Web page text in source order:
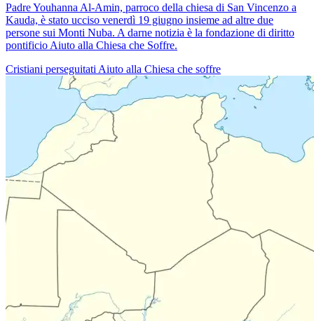
Padre Youhanna Al-Amin, parroco della chiesa di San Vincenzo a
Kauda, ​​è stato ucciso venerdì 19 giugno insieme ad altre due
persone sui Monti Nuba. A darne notizia è la fondazione di diritto
pontificio Aiuto alla Chiesa che Soffre.
Cristiani perseguitati Aiuto alla Chiesa che soffre